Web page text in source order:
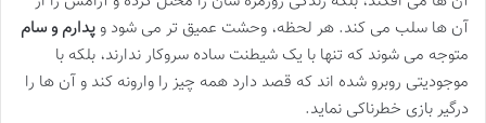
آن ها سلب می کند. هر لحظه، وحشت عمیق تر می شود و پدارم و سام
متوجه می شوند که تنها با یک شیطنت ساده سروکار ندارند، بلکه با
موجودیتی روبرو شده اند که قصد دارد همه چیز را وارونه کند و آن ها را
درگیر بازی خطرناکی نماید.